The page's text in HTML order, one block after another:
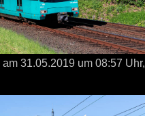
am 31.05.2019 um 08:57 Uhr,